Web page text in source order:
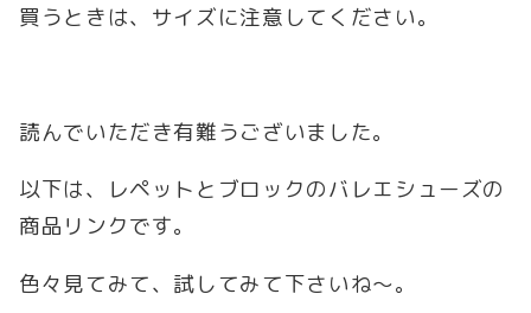
買うときは、サイズに注意してください。
読んでいただき有難うございました。
以下は、レペットとブロックのバレエシューズの
商品リンクです。
色々見てみて、試してみて下さいね～。